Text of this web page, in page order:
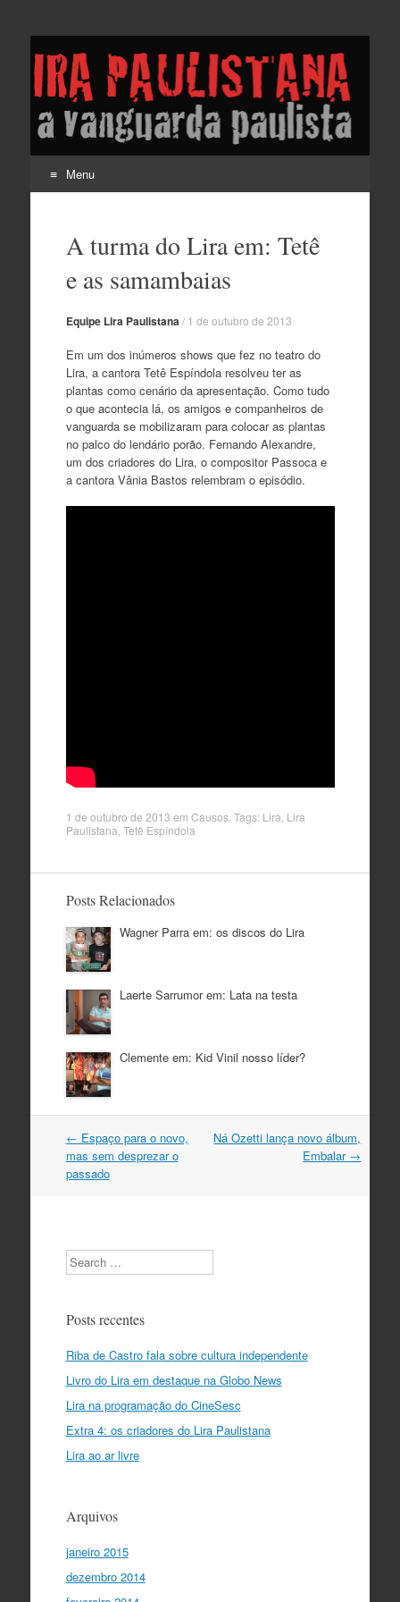
Lira Paulistana e a
vanguarda paulista
Menu
A turma do Lira em: Tetê
e as samambaias
Equipe Lira Paulistana / 1 de outubro de 2013
Em um dos inúmeros shows que fez no teatro do
Lira, a cantora Tetê Espíndola resolveu ter as
plantas como cenário da apresentação. Como tudo
o que acontecia lá, os amigos e companheiros de
vanguarda se mobilizaram para colocar as plantas
no palco do lendário porão. Fernando Alexandre,
um dos criadores do Lira, o compositor Passoca e
a cantora Vânia Bastos relembram o episódio.
1 de outubro de 2013 em Causos. Tags: Lira Lira
Paulistana Tetê Espíndola
Posts Relacionados
Wagner Parra em: os discos do Lira
Laerte Sarrumor em: Lata na testa
Clemente em: Kid Vinil nosso líder?
Navegação
do
post
← Espaço para o novo,
mas sem desprezar o
passado
Ná Ozetti lança novo álbum,
Embalar →
Search
Posts recentes
Riba de Castro fala sobre cultura independente
Livro do Lira em destaque na Globo News
Lira na programação do CineSesc
Extra 4: os criadores do Lira Paulistana
Lira ao ar livre
Arquivos
janeiro 2015
dezembro 2014